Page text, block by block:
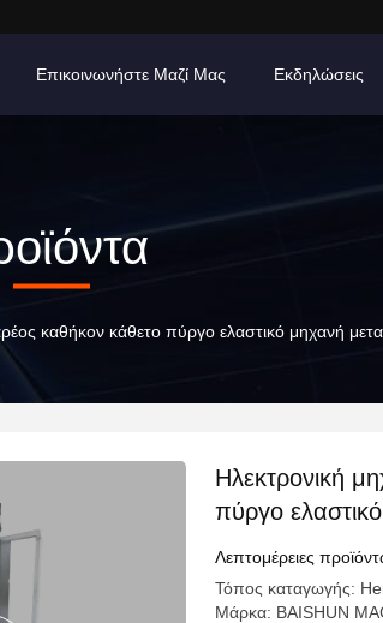
Επικοινωνήστε Μαζί Μας Εκδηλώσεις
καθήκον κάθετο πύργο ελαστικό μηχανή
Ηλεκτρονική
πύργο
ελαστικό
Λεπτομέρειες
Τόπος καταγωγής:
Μάρκα: BAISHUN